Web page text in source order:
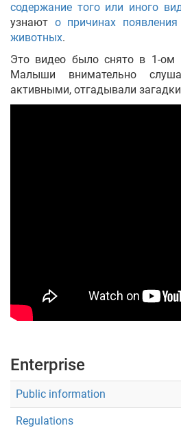
содержание того или иного
узнают о причинах
животных.
Это видео было снято в 1-
Малыши внимательно
активными, отгадывали
Enterprise
Public information
Regulations